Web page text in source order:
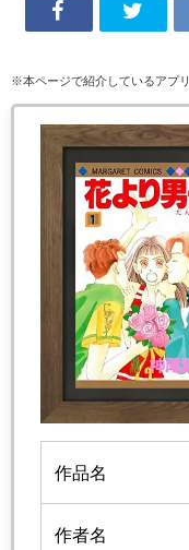
※本ページで紹介しているアプ
作品名
作者名